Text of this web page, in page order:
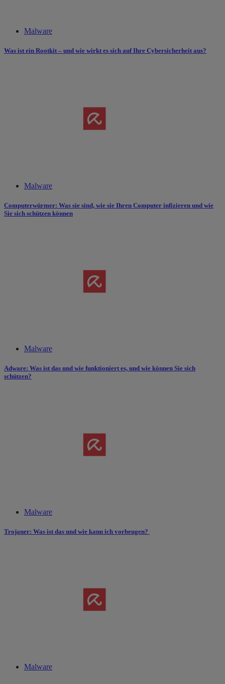
Malware
Was ist ein Rootkit – und wie wirkt es sich auf Ihre Cybersicherheit aus?
Malware
Computerwürmer: Was sie sind, wie sie Ihren Computer infizieren und wie
Sie sich schützen können
Malware
Adware: Was ist das und wie funktioniert es​,​ und wie können Sie sich
schützen?
Malware
Trojaner: Was ist das und wie kann ich vorbeugen?
Malware